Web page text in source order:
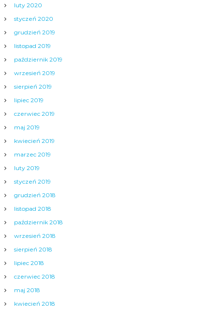
luty 2020
styczeń 2020
grudzień 2019
listopad 2019
październik 2019
wrzesień 2019
sierpień 2019
lipiec 2019
czerwiec 2019
maj 2019
kwiecień 2019
marzec 2019
luty 2019
styczeń 2019
grudzień 2018
listopad 2018
październik 2018
wrzesień 2018
sierpień 2018
lipiec 2018
czerwiec 2018
maj 2018
kwiecień 2018